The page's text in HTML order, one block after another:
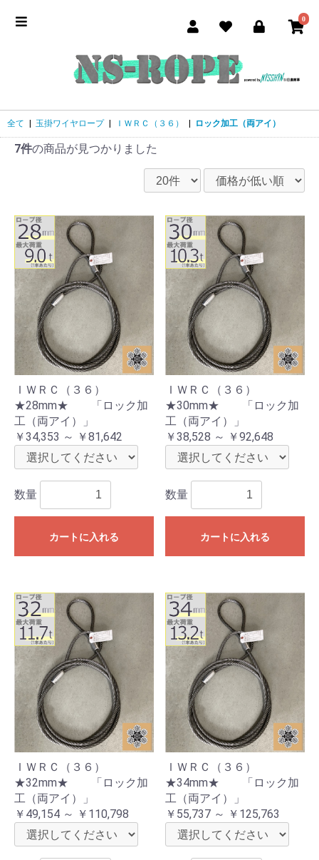
0
全て | 玉掛ワイヤロープ | ＩＷＲＣ（３６） | ロック加工（両アイ）
7件の商品が見つかりました
ＩＷＲＣ（３６）
★28mm★ 「ロック加
工（両アイ）」
￥34,353 ～ ￥81,642
数量
カートに入れる
ＩＷＲＣ（３６）
★30mm★ 「ロック加
工（両アイ）」
￥38,528 ～ ￥92,648
数量
カートに入れる
ＩＷＲＣ（３６）
★32mm★ 「ロック加
工（両アイ）」
￥49,154 ～ ￥110,798
ＩＷＲＣ（３６）
★34mm★ 「ロック加
工（両アイ）」
￥55,737 ～ ￥125,763